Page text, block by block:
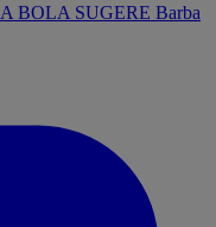
A BOLA SUGERE Barba